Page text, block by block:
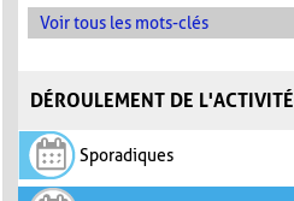
Voir tous les mots-clés
DÉROULEMENT DE L'ACTIVITÉ
Sporadiques